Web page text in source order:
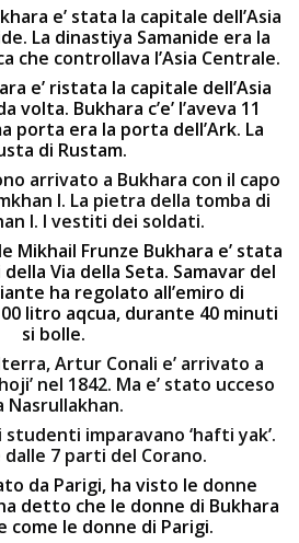
e’ stata la capitale dell’Asia
La dinastiya Samanide era la
che controllava l’Asia Centrale.
e’ ristata la capitale dell’Asia
volta. Bukhara c’e’ l’aveva 11
porta era la porta dell’Ark. La
di Rustam.
arrivato a Bukhara con il capo
I. La pietra della tomba di
I. I vestiti dei soldati.
Mikhail Frunze Bukhara e’ stata
Via della Seta. Samavar del
ha regolato all’emiro di
litro aqcua, durante 40 minuti
si bolle.
Artur Conali e’ arrivato a
nel 1842. Ma e’ stato ucceso
Nasrullakhan.
studenti imparavano ‘hafti yak’.
dalle 7 parti del Corano.
da Parigi, ha visto le donne
detto che le donne di Bukhara
come le donne di Parigi.